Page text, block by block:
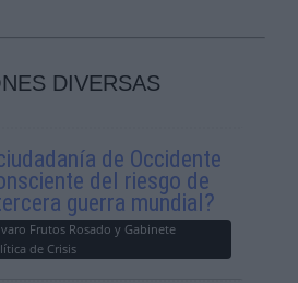
DIVERSAS
de Occidente
del riesgo de
guerra mundial?
Frutos Rosado y Gabinete
de Crisis